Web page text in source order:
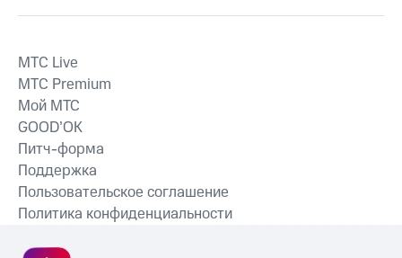
MTС Live
MTС Premium
Мой МТС
GOOD’OK
Питч-форма
Поддержка
Пользовательское соглашение
Политика конфиденциальности